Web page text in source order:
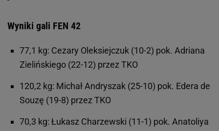
Wyniki gali FEN 42
77,1 kg: Cezary Oleksiejczuk (10-2) pok. Adriana
Zielińskiego (22-12) przez TKO
120,2 kg: Michał Andryszak (25-10) pok. Edera de
Souzę (19-8) przez TKO
70,3 kg: Łukasz Charzewski (11-1) pok. Anatoliya